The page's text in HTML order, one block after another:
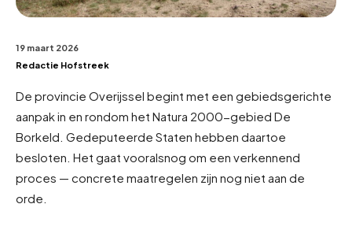
19 maart 2026
Redactie Hofstreek
De provincie Overijssel begint met een gebiedsgerichte
aanpak in en rondom het Natura 2000-gebied De
Borkeld. Gedeputeerde Staten hebben daartoe
besloten. Het gaat vooralsnog om een verkennend
proces — concrete maatregelen zijn nog niet aan de
orde.